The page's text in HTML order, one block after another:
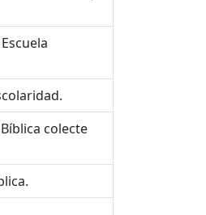
colecte